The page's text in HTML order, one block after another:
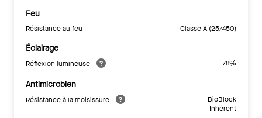
Feu
Résistance au feu Classe A (25/450)
Éclairage
Réflexion lumineuse 78%
Antimicrobien
Résistance à la moisissure
BioBlock
Inhérent